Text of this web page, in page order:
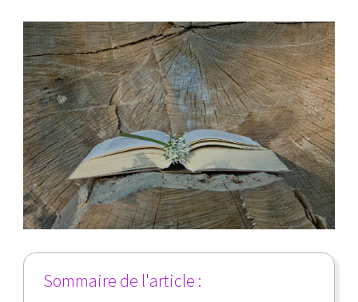
Sommaire de l'article :